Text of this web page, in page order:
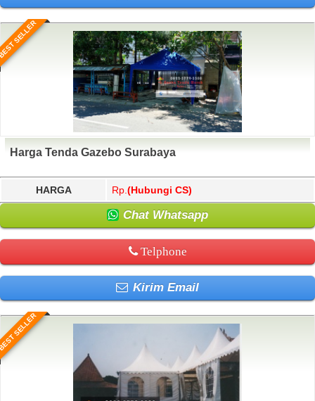
SELLER
Harga Tenda Gazebo Surabaya
HARGA Rp. (Hubungi CS)
Chat Whatsapp
Telphone
Kirim Email
SELLER